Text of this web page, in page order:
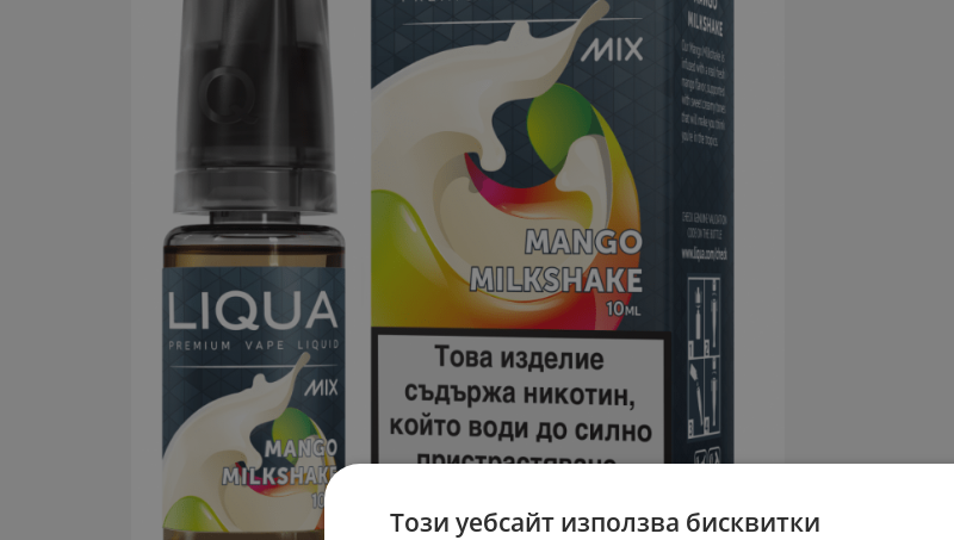
Този уебсайт използва бисквитки